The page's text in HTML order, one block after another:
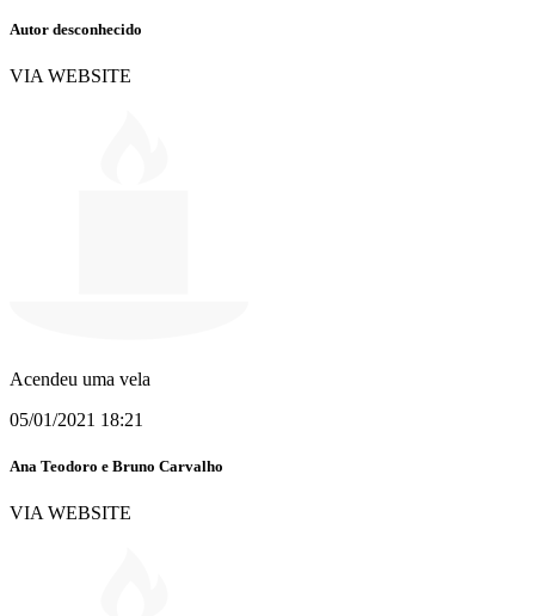
Autor desconhecido
VIA WEBSITE
Acendeu uma vela
05/01/2021 18:21
Ana Teodoro e Bruno Carvalho
VIA WEBSITE